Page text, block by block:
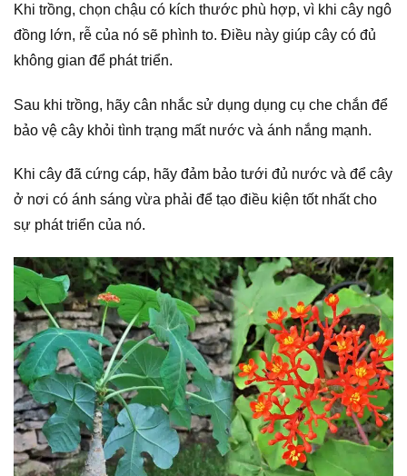
Khi trồng, chọn chậu có kích thước phù hợp, vì khi cây ngô
đồng lớn, rễ của nó sẽ phình to. Điều này giúp cây có đủ
không gian để phát triển.
Sau khi trồng, hãy cân nhắc sử dụng dụng cụ che chắn để
bảo vệ cây khỏi tình trạng mất nước và ánh nắng mạnh.
Khi cây đã cứng cáp, hãy đảm bảo tưới đủ nước và để cây
ở nơi có ánh sáng vừa phải để tạo điều kiện tốt nhất cho
sự phát triển của nó.